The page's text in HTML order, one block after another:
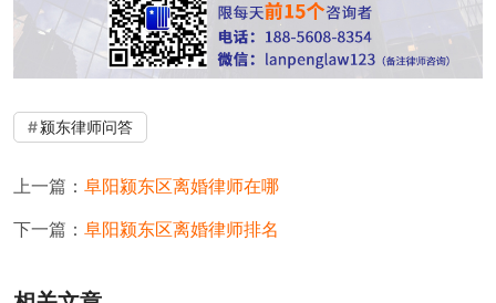
颍东律师问答
上一篇： 阜阳颍东区离婚律师在哪
下一篇： 阜阳颍东区离婚律师排名